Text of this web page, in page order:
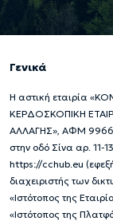
Γενικά
Η αστική εταιρία
ΚΕΡΔΟΣΚΟΠΙΚΗ
ΑΛΛΑΓΗΣ», ΑΦΜ
στην οδό Σίνα αρ. 11-
https://cchub.eu
διαχειριστής των
«Ιστότοπος της
«Ιστότοπος της